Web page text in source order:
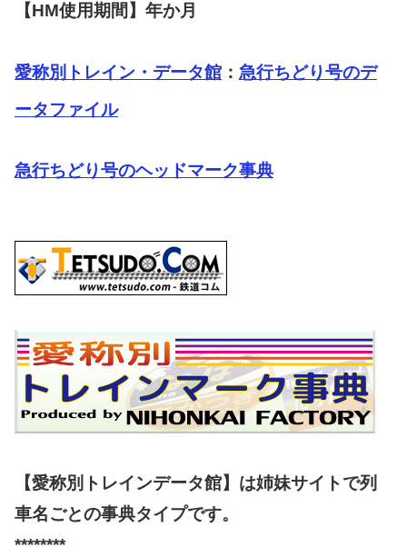
【HM使用期間】年か月
愛称別トレイン・データ館 ： 急行ちどり号のデ
ータファイル
急行ちどり号のヘッドマーク事典
【愛称別トレインデータ館】は姉妹サイトで列
車名ごとの事典タイプです。
********